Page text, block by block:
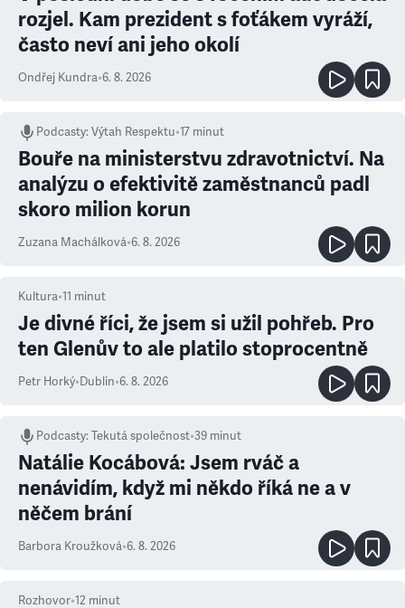
rozjel. Kam prezident s foťákem vyráží,
často neví ani jeho okolí
Ondřej Kundra•6. 8. 2026
Podcasty:Výtah Respektu•17 minut
Bouře na ministerstvu zdravotnictví. Na
analýzu o efektivitě zaměstnanců padl
skoro milion korun
Zuzana Machálková•6. 8. 2026
Kultura•11 minut
Je divné říci, že jsem si užil pohřeb. Pro
ten Glenův to ale platilo stoprocentně
Petr Horký•Dublin•6. 8. 2026
Podcasty:Tekutá společnost•39 minut
Natálie Kocábová: Jsem rváč a
nenávidím, když mi někdo říká ne a v
něčem brání
Barbora Kroužková•6. 8. 2026
Rozhovor•12 minut